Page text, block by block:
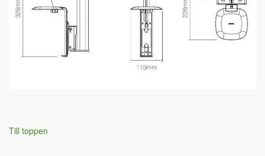
Till toppen